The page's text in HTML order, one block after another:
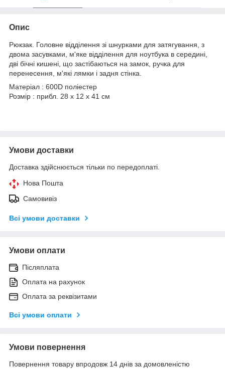
Опис
Рюкзак. Головне відділення зі шнурками для затягування, з
двома засувками, м'яке відділення для ноутбука в середині,
дві бічні кишені, що застібаються на замок, ручка для
перенесення, м'які лямки і задня стінка.
Матеріал : 600D поліестер
Розмір : прибл. 28 x 12 x 41 cм
Умови доставки
Доставка здійснюється тільки по передоплаті.
Нова Пошта
Самовивіз
Всі умови доставки
Умови оплати
Післяплата
Оплата на рахунок
Оплата за реквізитами
Всі умови оплати
Умови повернення
Повернення товару впродовж 14 днів за домовленістю